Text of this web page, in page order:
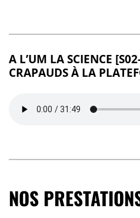
A L’UM LA SCIENCE
CRAPAUDS À LA
NOS